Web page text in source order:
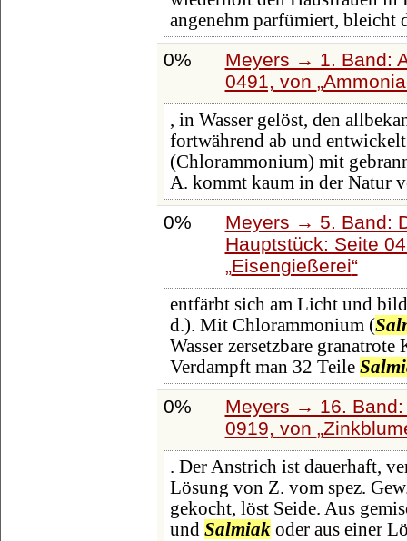
angenehm parfümiert, bleicht
0%
Meyers → 1. Band:
0491, von
, in Wasser gelöst, den
fortwährend ab und
(Chlorammonium) mit
A. kommt kaum in der Natur
0%
Meyers → 5. Band:
Hauptstück: Seite
Eisengießerei
entfärbt sich am Licht und
d.). Mit Chlorammonium (
Wasser zersetzbare
Verdampft man 32 Teile
0%
Meyers → 16.
0919, von
. Der Anstrich ist dauerhaft,
Lösung von Z. vom spez.
gekocht, löst Seide. Aus
und Salmiakoder aus einer